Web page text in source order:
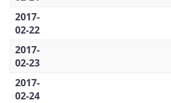
2017-
02-22
2017-
02-23
2017-
02-24